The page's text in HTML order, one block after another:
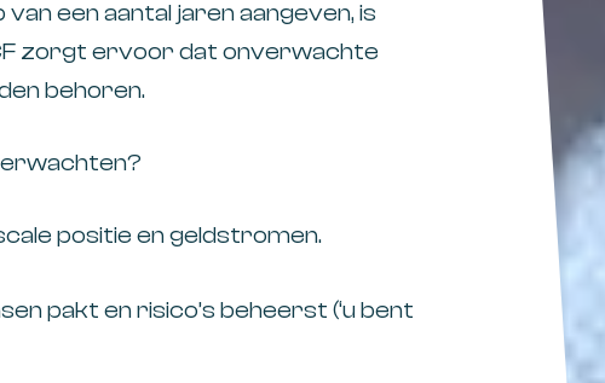
een aantal jaren aangeven, is
zorgt ervoor dat onverwachte
behoren.
positie en geldstromen.
pakt en risico’s beheerst (‘u bent